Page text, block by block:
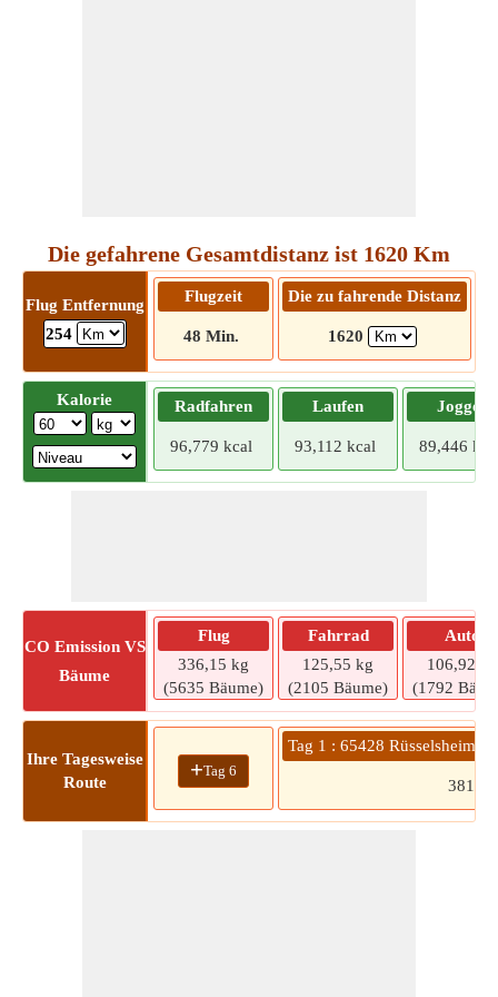
Die gefahrene Gesamtdistanz ist 1620 Km
Flug Entfernung
254
Flugzeit
48 Min.
Die zu fahrende Distanz
1620
Kalorie Radfahren
96,779 kcal
Laufen
93,112 kcal
Joggen
89,446
CO Emission VS
Bäume
Flug
336,15 kg
(5635 Bäume)
Fahrrad
125,55 kg
(2105 Bäume)
Auto
106,92 kg
(1792
Ihre Tagesweise
Route
+Tag 6
Tag 1 : 65428 Rüsselsheim
381